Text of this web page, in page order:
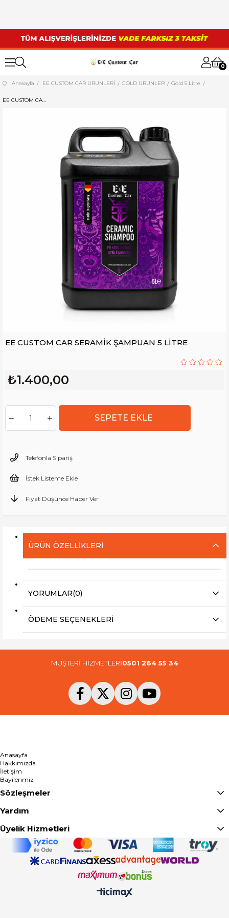
0
Anasayfa EE CUSTOM CAR ÜRÜNLERİ GOLD ÜRÜNLER Gold 5 Litre
EE CUSTOM CAR SERAMİK ŞAMPUAN 5 LİTRE
EE CUSTOM CAR SERAMİK ŞAMPUAN 5 LİTRE
₺1.400,00
Telefonla Sipariş
İstek Listeme Ekle
Fiyat Düşünce Haber Ver
ÜRÜN ÖZELLIKLERI
YORUMLAR(0)
ÖDEME SEÇENEKLERI
MÜŞTERİ HİZMETLERİ0501 264 55 34
Anasayfa
Hakkımızda
İletişim
Bayilerimiz
Sözleşmeler
Yardım
Üyelik Hizmetleri